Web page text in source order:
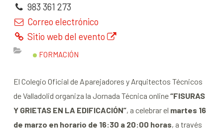
983 361 273
Correo electrónico
Sitio web del evento
FORMACIÓN
El Colegio Oficial de Aparejadores y Arquitectos Técnicos
de Valladolid organiza la Jornada Técnica online“FISURAS
Y GRIETAS EN LA EDIFICACIÓN”, a celebrar el martes 16
de marzo en horario de 16:30 a 20:00 horas, a través